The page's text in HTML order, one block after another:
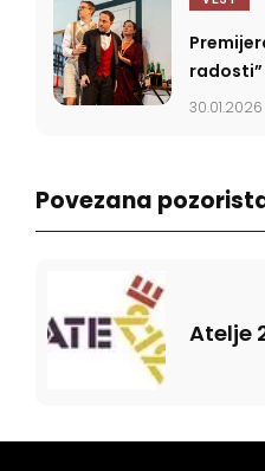
radosti”
30.01.2026
Povezana
Atelje